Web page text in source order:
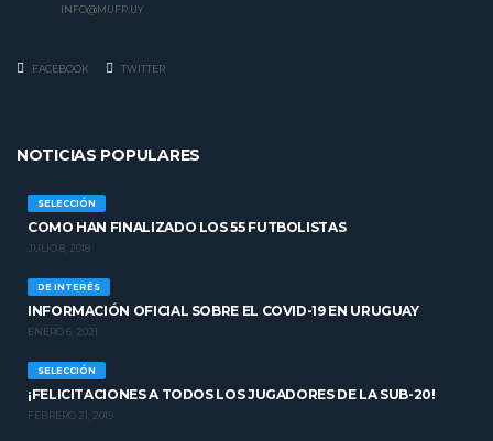
INFO@MUFP.UY
FACEBOOK TWITTER
NOTICIAS POPULARES
SELECCIÓN
COMO HAN FINALIZADO LOS 55 FUTBOLISTAS
JULIO 8, 2018
DE INTERÉS
INFORMACIÓN OFICIAL SOBRE EL COVID-19 EN URUGUAY
ENERO 6, 2021
SELECCIÓN
¡FELICITACIONES A TODOS LOS JUGADORES DE LA SUB-20!
FEBRERO 21, 2019